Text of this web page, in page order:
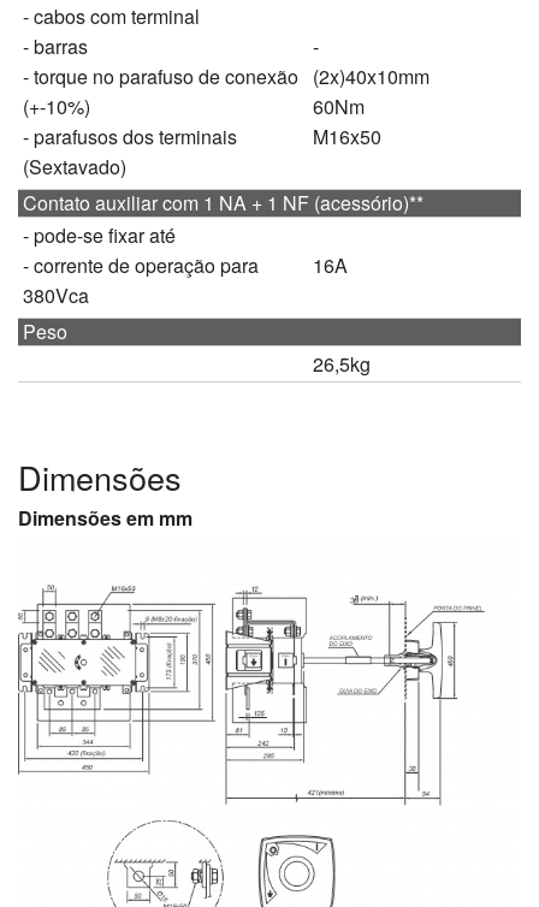
- cabos com terminal
- barras
- torque no parafuso de conexão
(+-10%)
- parafusos dos terminais
(Sextavado)
-
(2x)40x10mm
60Nm
M16x50
Contato auxiliar com 1 NA + 1 NF (acessório)**
- pode-se fixar até
- corrente de operação para
380Vca
16A
Peso
26,5kg
Dimensões
Dimensões em mm